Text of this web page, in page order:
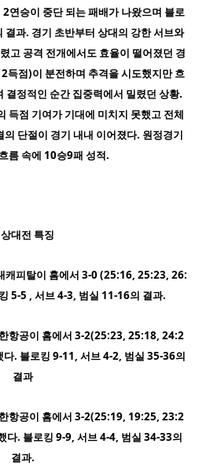
승이 중단 되는 패배가 나왔으며 블로
과. 경기 초반부터 상대의 강한 서브와
고 공격 전개에서도 효율이 떨어졌던 경
득점)이 분전하며 추격을 시도했지만 흐
결정적인 순간 집중력에서 밀렸던 상황.
득점 기여가 기대에 미치지 못했고 전체
단절이 경기 내내 이어졌다. 원정경기
름 속에 10승9패 성적.
대전 특징
캐피탈이 홈에서 3-0 (25:16, 25:23, 26:
5-5 , 서브 4-3, 범실 11-16의 결과.
항공이 홈에서 3-2(25:23, 25:18, 24:2
. 블로킹 9-11, 서브 4-2, 범실 35-36의
결과
항공이 홈에서 3-2(25:19, 19:25, 23:2
. 블로킹 9-9, 서브 4-4, 범실 34-33의
결과.